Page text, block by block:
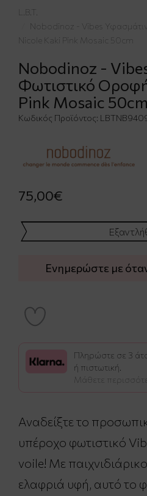
L.B.T.
Nobodinoz - Vibes
Nicole Kaki Pink Mosaic 50cm
Nobodinoz -
Φωτιστικό
Pink Mosaic 50cm
Κωδικός Προϊόντος:
75,00€
Ενημερώστε με
Πληρώστε σε 3
ή πιστωτική.
Μάθετε
Αναδείξτε το
υπέροχο φωτιστικό
voile! Με
ελαφριά υφή, αυτό το